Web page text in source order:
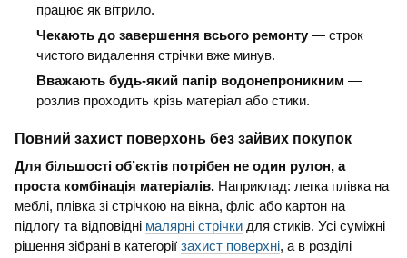
працює як вітрило.
Чекають до завершення всього ремонту — строк
чистого видалення стрічки вже минув.
Вважають будь-який папір водонепроникним —
розлив проходить крізь матеріал або стики.
Повний захист поверхонь без зайвих покупок
Для більшості об’єктів потрібен не один рулон, а
проста комбінація матеріалів. Наприклад: легка плівка на
меблі, плівка зі стрічкою на вікна, фліс або картон на
підлогу та відповідні малярні стрічки для стиків. Усі суміжні
рішення зібрані в категорії захист поверхні, а в розділі